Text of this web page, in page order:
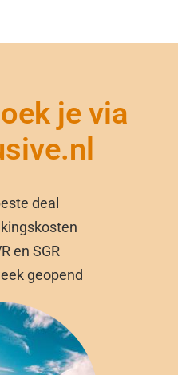
je via
deal
en SGR
geopend